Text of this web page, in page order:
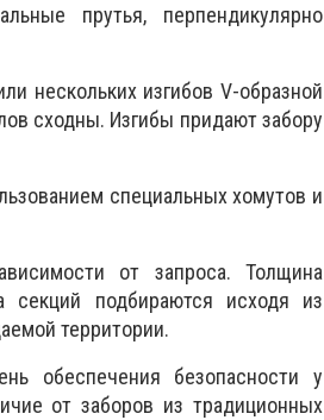
прутья, перпендикулярно
нескольких изгибов V-образной
сходны. Изгибы придают забору
специальных хомутов и
от запроса. Толщина
секций подбираются исходя из
территории.
обеспечения безопасности у
от заборов из традиционных